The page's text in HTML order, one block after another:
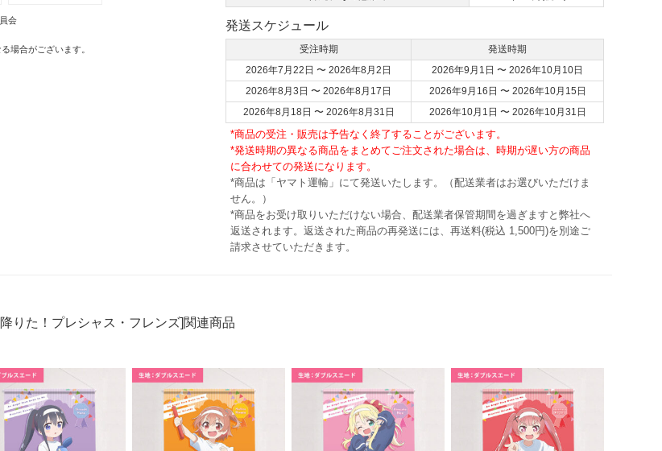
会
場合がございます。
発送スケジュール
受注時期
発送時期
2026年7月22日 〜 2026年8月2日
2026年9月1日 〜 2026年10月10日
2026年8月3日 〜 2026年8月17日
2026年9月16日 〜 2026年10月15日
2026年8月18日 〜 2026年8月31日
2026年10月1日 〜 2026年10月31日
*商品の受注・販売は予告なく終了することがございます。
*発送時期の異なる商品をまとめてご注文された場合は、時期が遅い方の商品
に合わせての発送になります。
*商品は「ヤマト運輸」にて発送いたします。（配送業者はお選びいただけま
せん。）
*商品をお受け取りいただけない場合、配送業者保管期間を過ぎますと弊社へ
返送されます。返送された商品の再発送には、再送料(税込 1,500円)を別途ご
請求させていただきます。
りた！プレシャス・フレンズ]関連商品